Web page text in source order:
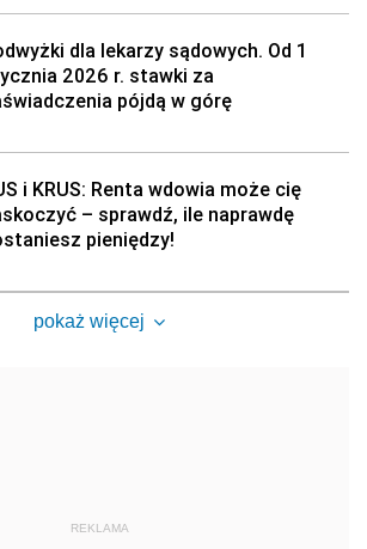
dla lekarzy sądowych. Od 1
2026 r. stawki za
pójdą w górę
i KRUS: Renta wdowia może cię
– sprawdź, ile naprawdę
pieniędzy!
pokaż więcej
REKLAMA